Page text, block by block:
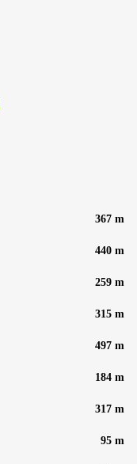
367 m
440 m
259 m
315 m
497 m
184 m
317 m
95 m